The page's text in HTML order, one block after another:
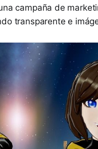
campaña de
transparente e